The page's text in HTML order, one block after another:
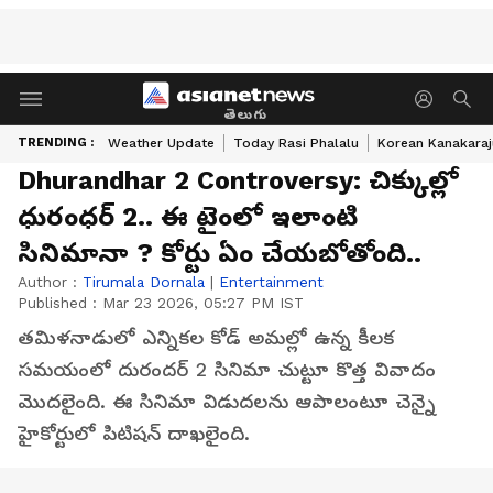
తెలుగు
TRENDING : Weather Update Today Rasi Phalalu Korean
Dhurandhar 2 Controversy: చిక్కుల్లో
ధురంధర్ 2.. ఈ టైంలో ఇలాంటి
సినిమానా ? కోర్టు ఏం చేయబోతోంది..
Author : Tirumala Dornala | Entertainment
Published : Mar 23 2026, 05:27 PM IST
తమిళనాడులో ఎన్నికల కోడ్ అమల్లో ఉన్న కీలక
సమయంలో దురందర్ 2 సినిమా చుట్టూ కొత్త వివాదం
మొదలైంది. ఈ సినిమా విడుదలను ఆపాలంటూ చెన్నై
హైకోర్టులో పిటిషన్ దాఖలైంది.